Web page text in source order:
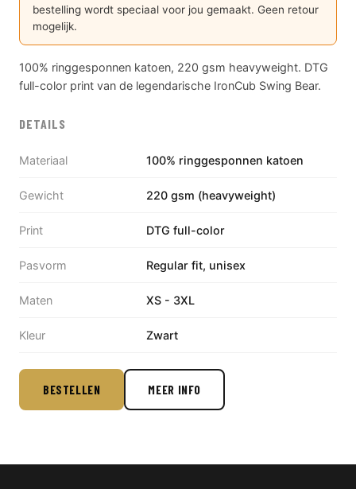
bestelling wordt speciaal voor jou gemaakt. Geen retour
mogelijk.
100% ringgesponnen katoen, 220 gsm heavyweight. DTG
full-color print van de legendarische IronCub Swing Bear.
DETAILS
Materiaal 100% ringgesponnen katoen
Gewicht 220 gsm (heavyweight)
Print DTG full-color
Pasvorm Regular fit, unisex
Maten XS - 3XL
Kleur Zwart
BESTELLEN MEER INFO